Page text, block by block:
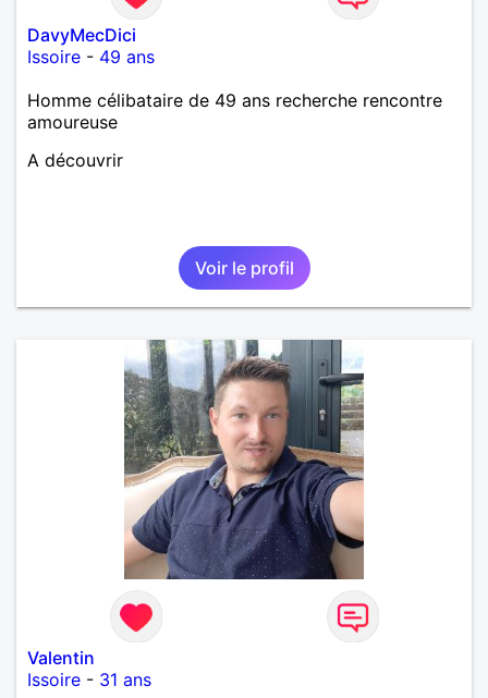
DavyMecDici
Issoire - 49 ans
Homme célibataire de 49 ans recherche rencontre
amoureuse
A découvrir
Voir le profil
Valentin
Issoire - 31 ans